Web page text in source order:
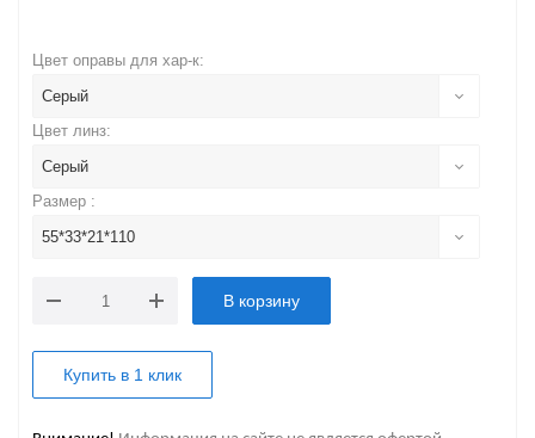
Цвет оправы для хар-к:
Серый
Цвет линз:
Серый
Размер :
55*33*21*110
В корзину
Купить в 1 клик